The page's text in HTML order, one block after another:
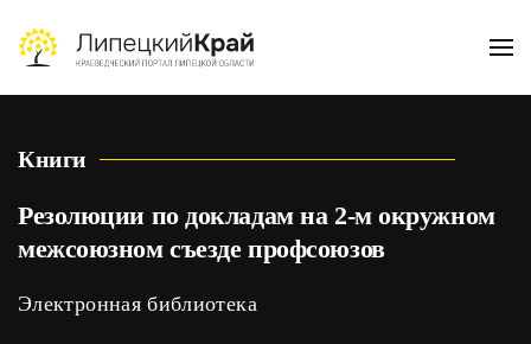
Skip to main content
Книги
Резолюции по докладам на 2-м окружном
межсоюзном съезде профсоюзов
Электронная библиотека